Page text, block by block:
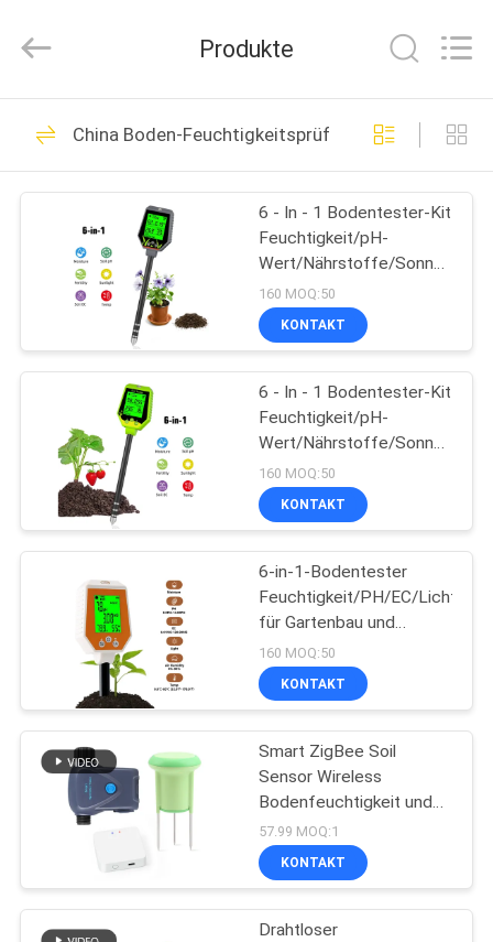
STARTSEITE
PRODUKTE
ÜBER
FABRIK
QUALITÄTSKONTROLLE
KONTAKT
NACHRICHTEN
FÄLLE
SITEMAP
PRIVACY
POLICY
Technology
Rights
Bluetooth-pH-Meter
92
Bodenfruchtbarkeits-
Meter
42
Wasserqualitätsmeter
68
Digital-pH-Meter
Produkte
China Boden-Feuchtigkeitsprüfer
6 - In - 1 Bodentester-Kit
Feuchtigkeit/pH-
Wert/Nährstoffe/
Messgerät für Garten,
Bauernhof,
Zimmerpflanzen
160 MOQ:50
KONTAKT
6 - In - 1 Bodentester-Kit
Feuchtigkeit/pH-
Wert/Nährstoffe/
Messgerät für Garten,
Bauernhof,
Zimmerpflanzen
160 MOQ:50
KONTAKT
6-in-1-Bodentester
Feuchtigkeit/PH/EC/Licht/
für Gartenbau und
Landwirtschaft
160 MOQ:50
KONTAKT
Smart ZigBee Soil
Sensor Wireless
Bodenfeuchtigkeit und
Temperatur Detektor für
Smart Home & Garten
Automation
57.99 MOQ:1
KONTAKT
Drahtloser